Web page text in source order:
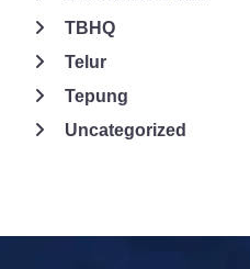
TBHQ
Telur
Tepung
Uncategorized